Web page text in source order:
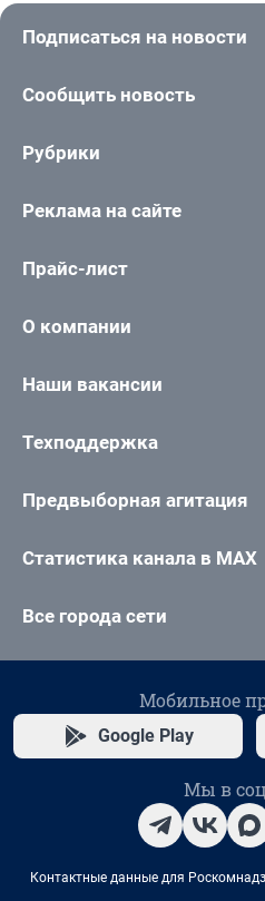
Подписаться на новости
Сообщить новость
Рубрики
Реклама на сайте
Прайс-лист
О компании
Наши вакансии
Техподдержка
Предвыборная агитация
Статистика канала в MAX
Все города сети
Мобильное
Google Play
Мы в
Контактные данные для